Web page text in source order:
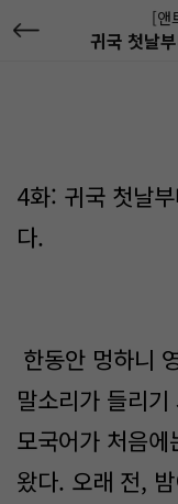
[앤
4화: 귀국 첫날
다.
한동안 멍하니
말소리가 들리
모국어가 처음
왔다. 오래 전,